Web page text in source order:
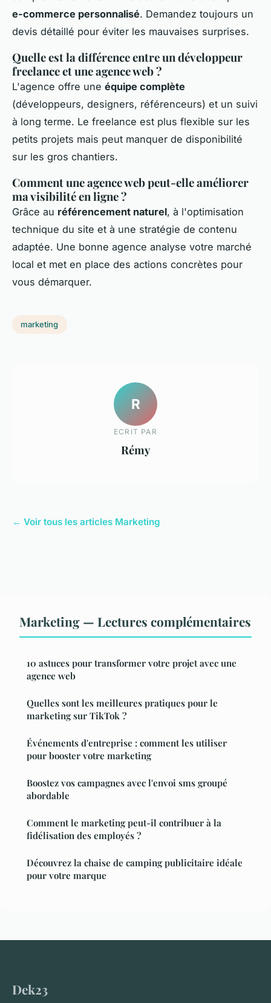
e-commerce personnalisé. Demandez toujours un
devis détaillé pour éviter les mauvaises surprises.
Quelle est la différence entre un développeur
freelance et une agence web ?
L'agence offre une équipe complète
(développeurs, designers, référenceurs) et un suivi
à long terme. Le freelance est plus flexible sur les
petits projets mais peut manquer de disponibilité
sur les gros chantiers.
Comment une agence web peut-elle améliorer
ma visibilité en ligne ?
Grâce au référencement naturel, à l'optimisation
technique du site et à une stratégie de contenu
adaptée. Une bonne agence analyse votre marché
local et met en place des actions concrètes pour
vous démarquer.
marketing
R
ECRIT PAR
Rémy
← Voir tous les articles Marketing
Marketing — Lectures complémentaires
10 astuces pour transformer votre projet avec une
agence web
Quelles sont les meilleures pratiques pour le
marketing sur TikTok ?
Événements d'entreprise : comment les utiliser
pour booster votre marketing
Boostez vos campagnes avec l'envoi sms groupé
abordable
Comment le marketing peut-il contribuer à la
fidélisation des employés ?
Découvrez la chaise de camping publicitaire idéale
pour votre marque
Dek23